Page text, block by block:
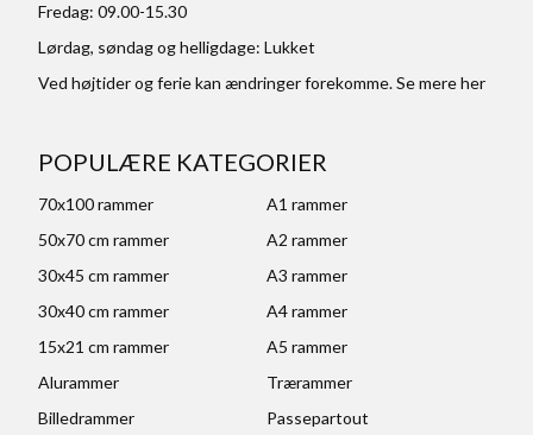
Fredag: 09.00-15.30
Lørdag, søndag og helligdage: Lukket
Ved højtider og ferie kan ændringer forekomme. Se mereher
POPULÆRE KATEGORIER
70x100 rammer
A1 rammer
50x70 cm rammer
A2 rammer
30x45 cm rammer
A3 rammer
30x40 cm rammer
A4 rammer
15x21 cm rammer
A5 rammer
Alurammer
Trærammer
Billedrammer
Passepartout